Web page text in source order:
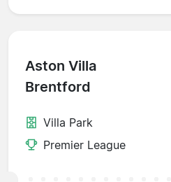
Aston Villa
Brentford
Villa Park
Premier League